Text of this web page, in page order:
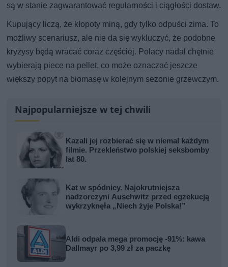
są w stanie zagwarantować regularności i ciągłości dostaw.
Kupujący liczą, że kłopoty miną, gdy tylko odpuści zima. To
możliwy scenariusz, ale nie da się wykluczyć, że podobne
kryzysy będą wracać coraz częściej. Polacy nadal chętnie
wybierają piece na pellet, co może oznaczać jeszcze
większy popyt na biomasę w kolejnym sezonie grzewczym.
Najpopularniejsze w tej chwili
Kazali jej rozbierać się w niemal każdym
filmie. Przekleństwo polskiej seksbomby
lat 80.
Kat w spódnicy. Najokrutniejsza
nadzorczyni Auschwitz przed egzekucją
wykrzyknęła „Niech żyje Polska!”
Aldi odpala mega promocję -91%: kawa
Dallmayr po 3,99 zł za paczkę